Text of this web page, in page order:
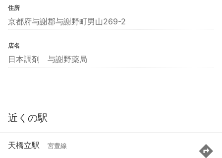
住所
京都府与謝郡与謝野町男山269-2
店名
日本調剤 与謝野薬局
近くの駅
天橋立駅 宮豊線